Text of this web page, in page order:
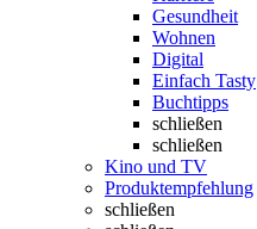
Gesundheit
Wohnen
Digital
Einfach Tasty
Buchtipps
schließen
schließen
Kino und TV
Produktempfehlung
schließen